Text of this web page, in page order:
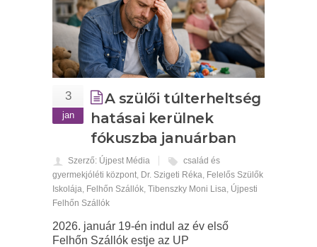
3
jan
A szülői túlterheltség
hatásai kerülnek
fókuszba januárban
Szerző: Újpest Média
család és
gyermekjóléti központ, Dr. Szigeti Réka, Felelős Szülők
Iskolája, Felhőn Szállók, Tibenszky Moni Lisa, Újpesti
Felhőn Szállók
2026. január 19-én indul az év első
Felhőn Szállók estje az UP